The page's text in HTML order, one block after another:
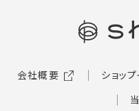
会社概要 ショッ